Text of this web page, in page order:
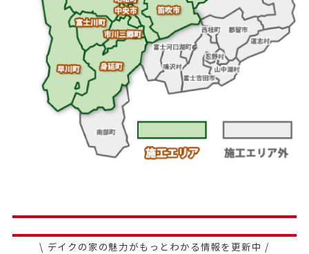
\ デイクの家の魅力がもっとわかる情報を更新中 /